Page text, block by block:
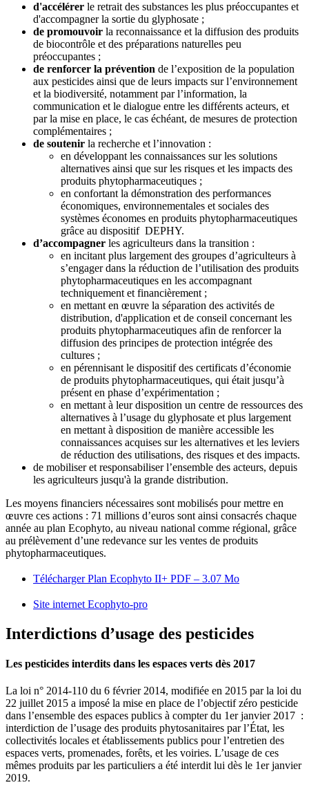
d'accélérer le retrait des substances les plus préoccupantes et
d'accompagner la sortie du glyphosate ;
de promouvoir la reconnaissance et la diffusion des produits
de biocontrôle et des préparations naturelles peu
préoccupantes ;
de renforcer la prévention de l’exposition de la population
aux pesticides ainsi que de leurs impacts sur l’environnement
et la biodiversité, notamment par l’information, la
communication et le dialogue entre les différents acteurs, et
par la mise en place, le cas échéant, de mesures de protection
complémentaires ;
de soutenir la recherche et l’innovation :
en développant les connaissances sur les solutions
alternatives ainsi que sur les risques et les impacts des
produits phytopharmaceutiques ;
en confortant la démonstration des performances
économiques, environnementales et sociales des
systèmes économes en produits phytopharmaceutiques
grâce au dispositif DEPHY.
d’accompagner les agriculteurs dans la transition :
en incitant plus largement des groupes d’agriculteurs à
s’engager dans la réduction de l’utilisation des produits
phytopharmaceutiques en les accompagnant
techniquement et financièrement ;
en mettant en œuvre la séparation des activités de
distribution, d'application et de conseil concernant les
produits phytopharmaceutiques afin de renforcer la
diffusion des principes de protection intégrée des
cultures ;
en pérennisant le dispositif des certificats d’économie
de produits phytopharmaceutiques, qui était jusqu’à
présent en phase d’expérimentation ;
en mettant à leur disposition un centre de ressources des
alternatives à l’usage du glyphosate et plus largement
en mettant à disposition de manière accessible les
connaissances acquises sur les alternatives et les leviers
de réduction des utilisations, des risques et des impacts.
de mobiliser et responsabiliser l’ensemble des acteurs, depuis
les agriculteurs jusqu'à la grande distribution.
Les moyens financiers nécessaires sont mobilisés pour mettre en
œuvre ces actions : 71 millions d’euros sont ainsi consacrés chaque
année au plan Ecophyto, au niveau national comme régional, grâce
au prélèvement d’une redevance sur les ventes de produits
phytopharmaceutiques.
Télécharger Plan Ecophyto II+ PDF – 3.07 Mo
Site internet Ecophyto-pro
Interdictions d’usage des pesticides
Les pesticides interdits dans les espaces verts dès 2017
La loi n° 2014-110 du 6 février 2014, modifiée en 2015 par la loi du
22 juillet 2015 a imposé la mise en place de l’objectif zéro pesticide
dans l’ensemble des espaces publics à compter du 1er janvier 2017 :
interdiction de l’usage des produits phytosanitaires par l’État, les
collectivités locales et établissements publics pour l’entretien des
espaces verts, promenades, forêts, et les voiries. L’usage de ces
mêmes produits par les particuliers a été interdit lui dès le 1er janvier
2019.